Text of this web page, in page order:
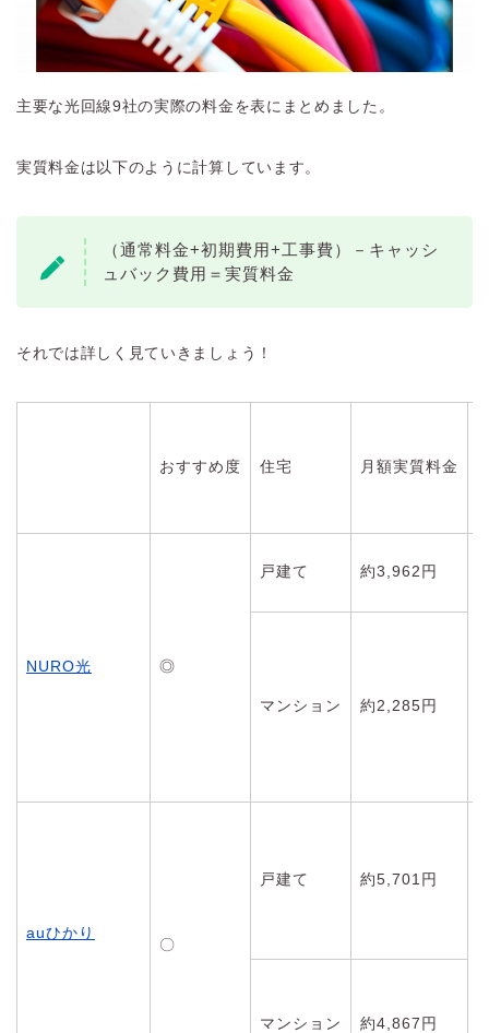
主要な光回線9社の実際の料金を表にまとめました。
実質料金は以下のように計算しています。
（通常料金+初期費用+工事費）－キャッシ
ュバック費用＝実質料金
それでは詳しく見ていきましょう！
おすすめ度 住宅 月額実質料金
NURO光 ◎
戸建て 約3,962円
マンション 約2,285円
auひかり
〇
戸建て 約5,701円
マンション 約4,867円